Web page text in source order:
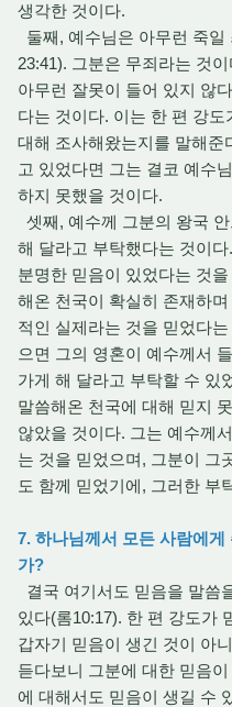
생각한 것이다.
둘째, 예수님은 아무런 죽
23:41). 그분은 무죄라는 것
아무런 잘못이 들어 있지 않
다는 것이다. 이는 한 편 강
대해 조사해왔는지를 말해준
고 있었다면 그는 결코 예수
하지 못했을 것이다.
셋째, 예수께 그분의 왕국
해 달라고 부탁했다는 것이
분명한 믿음이 있었다는 것
해온 천국이 확실히 존재하
적인 실제라는 것을 믿었다
으면 그의 영혼이 예수께서
가게 해 달라고 부탁할 수 있
말씀해온 천국에 대해 믿지
않았을 것이다. 그는 예수께
는 것을 믿었으며, 그분이 그
도 함께 믿었기에, 그러한 부
7. 하나님께서 모든 사람에
가?
결국 여기서도 믿음을 말씀
있다(롬10:17). 한 편 강도가
갑자기 믿음이 생긴 것이 아
듣다보니 그분에 대한 믿음
에 대해서도 믿음이 생길 수